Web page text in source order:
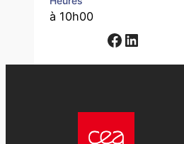
à 10h00
Facebook LinkedIn